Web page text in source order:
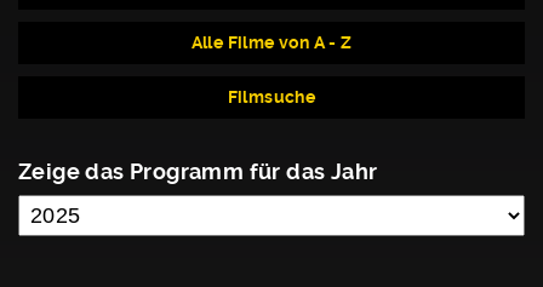
Alle Filme von A - Z
Filmsuche
Zeige das Programm für das Jahr